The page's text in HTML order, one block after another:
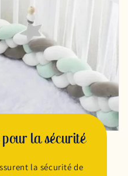
la sécurité
la sécurité de